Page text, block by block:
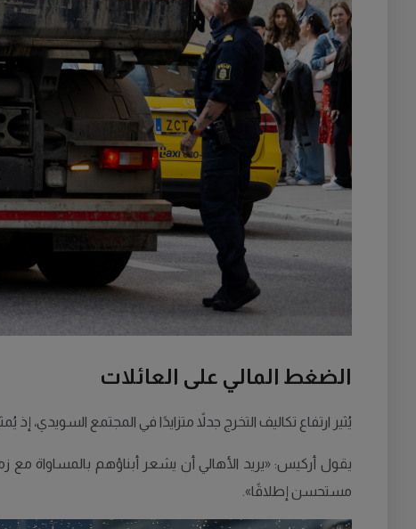
الضغط المالي على العائلات
يُثير ارتفاع تكاليف التخرج جدلاً متزايدًا في المجتمع السويدي،
يقول أركيس: «يريد الأهالي أن يشعر أبناؤهم بالمساواة مع
مستحسن إطلاقًا».